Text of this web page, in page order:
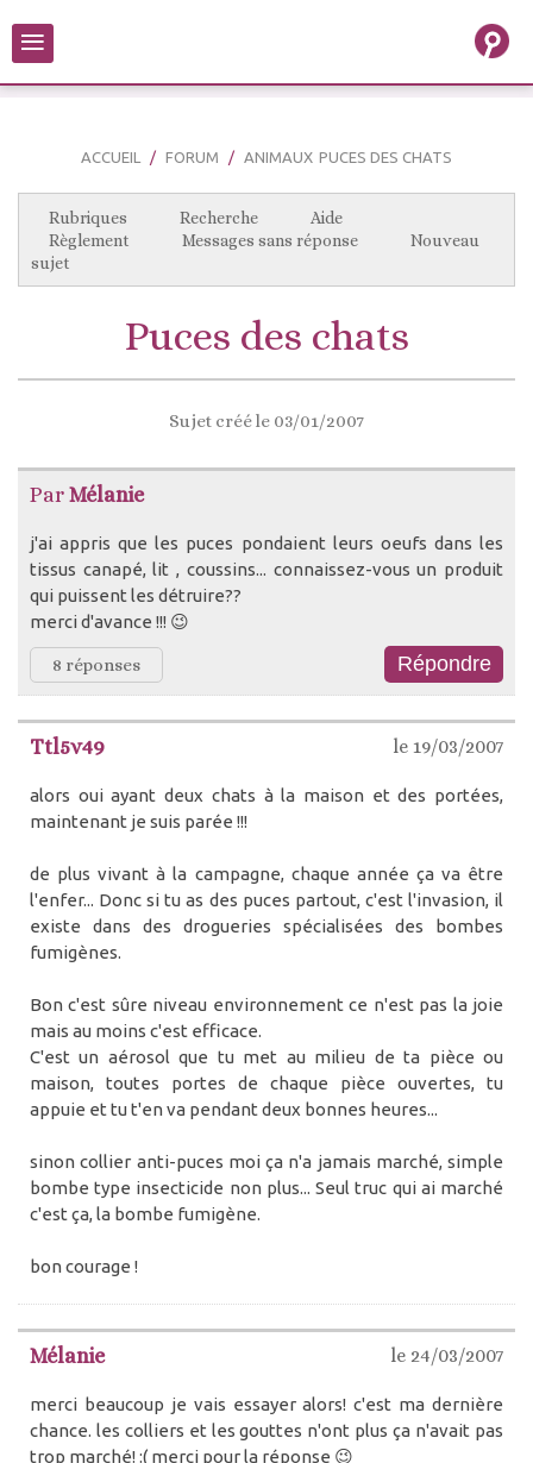
≡
ACCUEIL FORUM ANIMAUX PUCES DES CHATS
Rubriques Recherche
Aide
Règlement
Messages sans réponse
Nouveau
sujet
Puces des chats
Sujet créé le 03/01/2007
Par Mélanie
j'ai appris que les puces pondaient leurs oeufs dans les
tissus canapé, lit , coussins... connaissez-vous un produit
qui puissent les détruire??
merci d'avance !!! 😉
8 réponses
Ttl5v49 le 19/03/2007
alors oui ayant deux chats à la maison et des portées,
maintenant je suis parée !!!
de plus vivant à la campagne, chaque année ça va être
l'enfer... Donc si tu as des puces partout, c'est l'invasion, il
existe dans des drogueries spécialisées des bombes
fumigènes.
Bon c'est sûre niveau environnement ce n'est pas la joie
mais au moins c'est efficace.
C'est un aérosol que tu met au milieu de ta pièce ou
maison, toutes portes de chaque pièce ouvertes, tu
appuie et tu t'en va pendant deux bonnes heures...
sinon collier anti-puces moi ça n'a jamais marché, simple
bombe type insecticide non plus... Seul truc qui ai marché
c'est ça, la bombe fumigène.
bon courage !
Mélanie le 24/03/2007
merci beaucoup je vais essayer alors! c'est ma dernière
chance. les colliers et les gouttes n'ont plus ça n'avait pas
trop marché! :( merci pour la réponse 😉